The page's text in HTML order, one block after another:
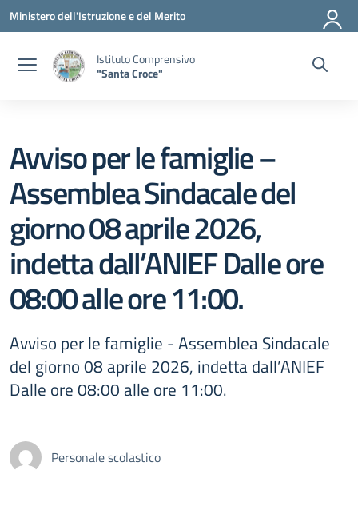
Vai ai contenuti
Vai al menu di navigazione
Vai al footer
Ministero dell'Istruzione e del Merito
Istituto Comprensivo
"Santa Croce"
Avviso per le famiglie –
Assemblea Sindacale del
giorno 08 aprile 2026,
indetta dall’ANIEF Dalle ore
08:00 alle ore 11:00.
Avviso per le famiglie - Assemblea Sindacale
del giorno 08 aprile 2026, indetta dall’ANIEF
Dalle ore 08:00 alle ore 11:00.
Personale scolastico